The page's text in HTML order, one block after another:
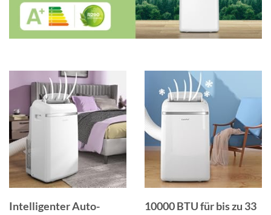
Intelligenter Auto-
10000 BTU für bis zu 33